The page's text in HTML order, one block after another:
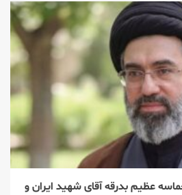
عظیم بدرقه آقای شهید ایران و